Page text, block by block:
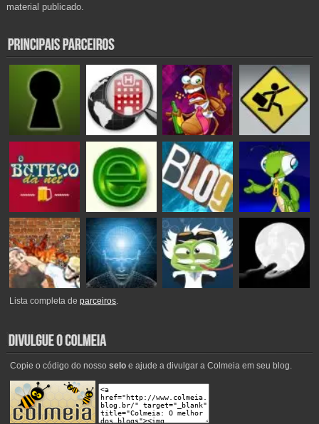
material publicado.
Lista completa deparceiros.
Copie o código do nosso seloe ajude a divulgar a Colmeia em seu blog.